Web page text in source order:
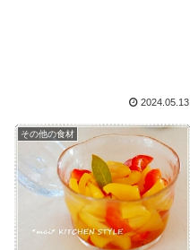
2024.05.13
その他の食材